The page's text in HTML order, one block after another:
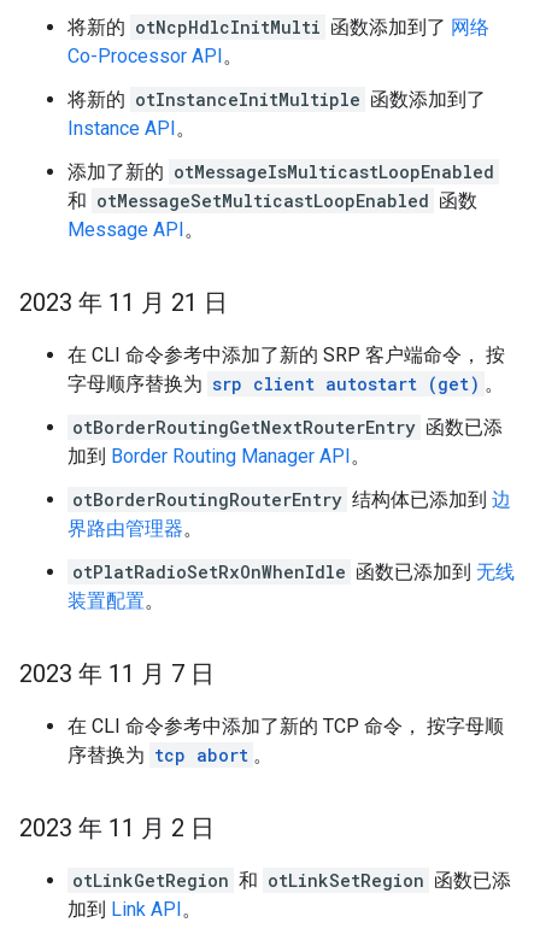
将新的 otNcpHdlcInitMulti 函数添加到了 网络
Co-Processor API。
将新的 otInstanceInitMultiple 函数添加到了
Instance API。
添加了新的 otMessageIsMulticastLoopEnabled
和 otMessageSetMulticastLoopEnabled 函数
Message API。
2023 年 11 月 21 日
在 CLI 命令参考中添加了新的 SRP 客户端命令， 按
字母顺序替换为 srp client autostart (get) 。
otBorderRoutingGetNextRouterEntry 函数已添
加到 Border Routing Manager API。
otBorderRoutingRouterEntry 结构体已添加到 边
界路由管理器。
otPlatRadioSetRxOnWhenIdle 函数已添加到 无线
装置配置。
2023 年 11 月 7 日
在 CLI 命令参考中添加了新的 TCP 命令， 按字母顺
序替换为 tcp abort 。
2023 年 11 月 2 日
otLinkGetRegion 和 otLinkSetRegion 函数已添
加到 Link API。